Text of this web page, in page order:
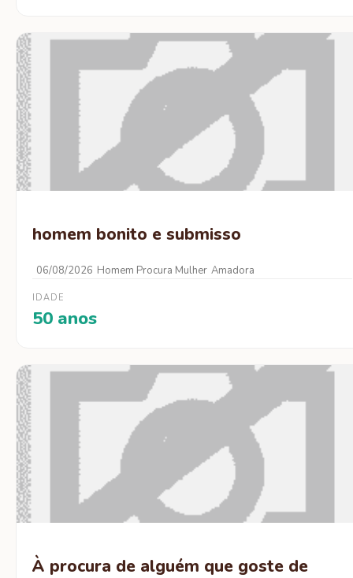
homem bonito e submisso
06/08/2026 Homem Procura Mulher Amadora
IDADE
50 anos
À procura de alguém que goste de